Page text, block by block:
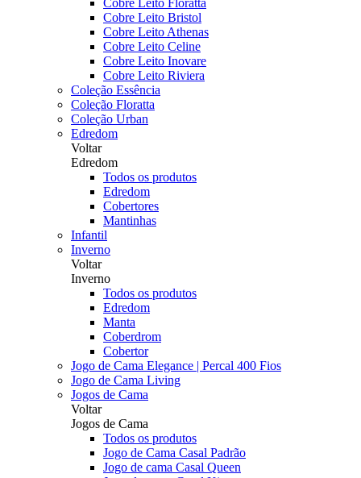
Cobre Leito Floratta
Cobre Leito Bristol
Cobre Leito Athenas
Cobre Leito Celine
Cobre Leito Inovare
Cobre Leito Riviera
Coleção Essência
Coleção Floratta
Coleção Urban
Edredom
Voltar
Edredom
Todos os produtos
Edredom
Cobertores
Mantinhas
Infantil
Inverno
Voltar
Inverno
Todos os produtos
Edredom
Manta
Coberdrom
Cobertor
Jogo de Cama Elegance | Percal 400 Fios
Jogo de Cama Living
Jogos de Cama
Voltar
Jogos de Cama
Todos os produtos
Jogo de Cama Casal Padrão
Jogo de cama Casal Queen